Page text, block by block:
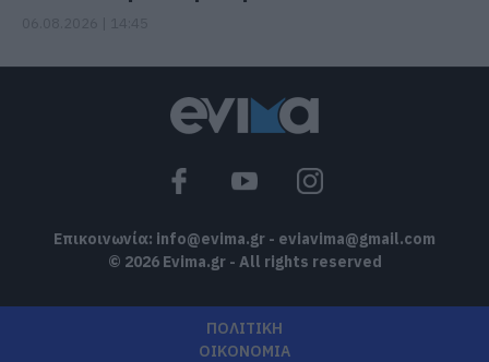
Επικοινωνία: info@evima.gr - eviavima@gmail.com
© 2026 Evima.gr - All rights reserved
ΠΟΛΙΤΙΚΗ
ΟΙΚΟΝΟΜΙΑ